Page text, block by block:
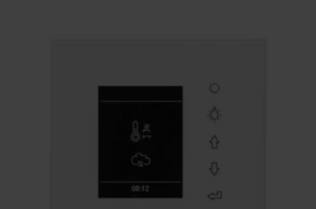
Bediendeel (kan binnen of buiten de cabine
worden geplaatst)
Temperatuursensor/oververhittingsbeveiliging +
houten sensorbehuizing
Banksensor (2e temperatuursensor)